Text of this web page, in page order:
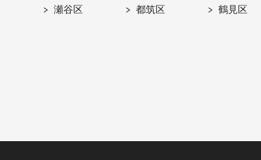
瀬谷区 都筑区 鶴見区